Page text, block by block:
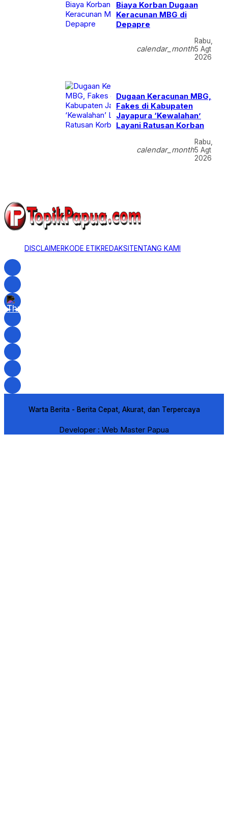
Biaya Korban Dugaan
Keracunan MBG di
Depapre
calendar_month
Rabu,
5 Agt
2026
Dugaan Keracunan MBG,
Fakes di Kabupaten
Jayapura ‘Kewalahan’
Layani Ratusan Korban
calendar_month
Rabu,
5 Agt
2026
DISCLAIMERKODE ETIKREDAKSITENTANG KAMI
Warta Berita - Berita Cepat, Akurat, dan Terpercaya
Developer : Web Master Papua